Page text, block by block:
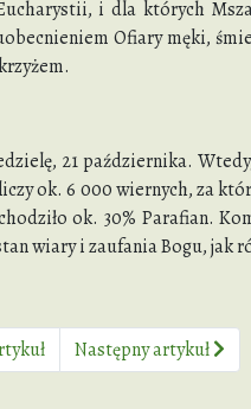
i dla których
Ofiary męki,
21 października.
ok. 6 000 wiernych, za
ok. 30% Parafian.
wiary i zaufania Bogu, jak
Następny artykuł